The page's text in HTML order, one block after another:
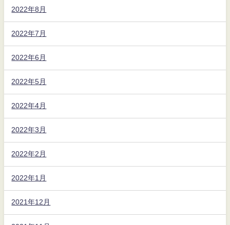
2022年8月
2022年7月
2022年6月
2022年5月
2022年4月
2022年3月
2022年2月
2022年1月
2021年12月